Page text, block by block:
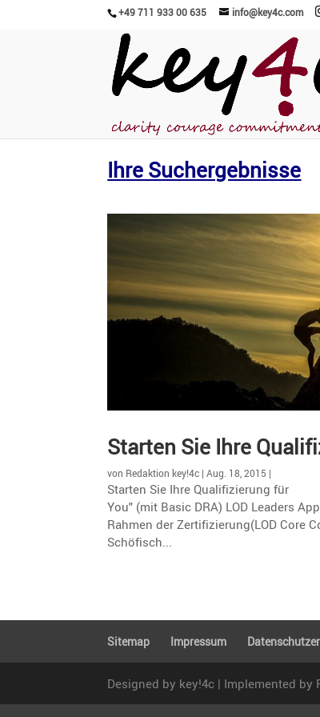
+49 711 933 00 635 info@key4c.com
Ihre Suchergebnisse
Starten Sie Ihre
von Redaktion key!4c |Aug. 18, 2015 |
Starten Sie Ihre Qualifizierung für
You" (mit Basic DRA) LOD Leaders
Rahmen der Zertifizierung(LOD Core
Schöfisch...
Sitemap Impressum
Designed by key!4c | Implemented by